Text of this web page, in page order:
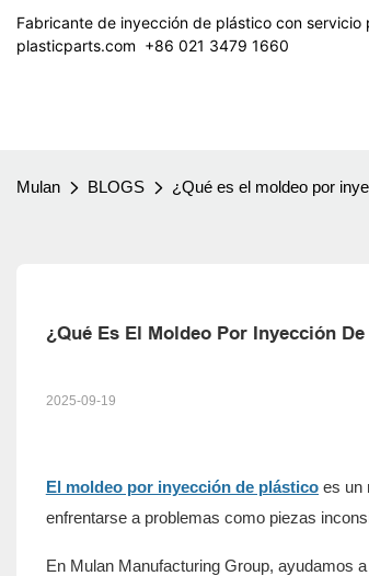
Fabricante de inyección de plástico con
plasticparts.com ​​​​​​​ +86 021 3479 1660
Mulan BLOGS ¿Qué es el moldeo por
¿Qué Es El Moldeo Por Inyección
2025-09-19
El moldeo por inyección de plásticoes un
enfrentarse a problemas como piezas
En Mulan Manufacturing Group, ayudamos